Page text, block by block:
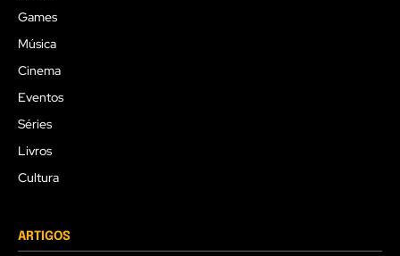
Games
Música
Cinema
Eventos
Séries
Livros
Cultura
ARTIGOS